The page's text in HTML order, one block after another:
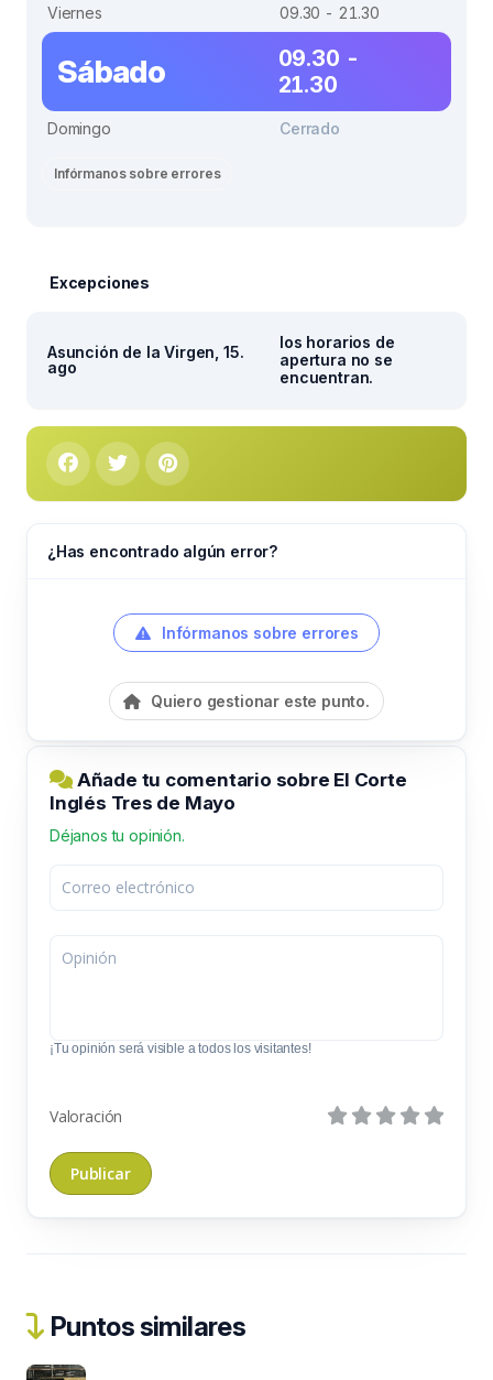
Viernes
09.30 - 21.30
Sábado
09.30 -
21.30
Domingo Cerrado
Infórmanos sobre errores
Excepciones
Asunción de la Virgen, 15.
ago
los horarios de
apertura no se
encuentran.
¿Has encontrado algún error?
Infórmanos sobre errores
Quiero gestionar este punto.
Añade tu comentario sobre El Corte
Inglés Tres de Mayo
Déjanos tu opinión.
¡Tu opinión será visible a todos los visitantes!
Valoración
Puntos similares